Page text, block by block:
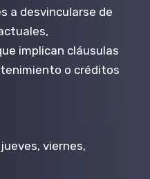
a desvincularse de
implican cláusulas
o créditos
viernes,